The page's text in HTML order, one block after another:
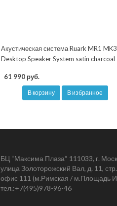
Акустическая система Ruark MR1 MK3
Desktop Speaker System satin charcoal
61 990 руб.
В корзину В избранное
БЦ “Максима Плаза“ 111033, г.
улица Золоторожский Вал, д. 11,
офис 111 (м.Римская / м.Площадь
тел.:+7(495)978-96-46